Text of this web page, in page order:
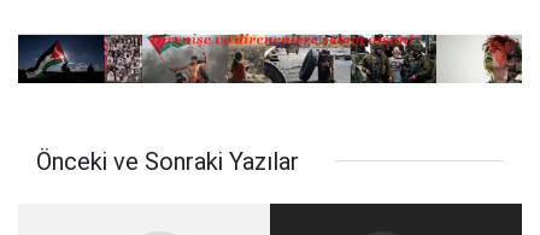
Önceki ve Sonraki Yazılar